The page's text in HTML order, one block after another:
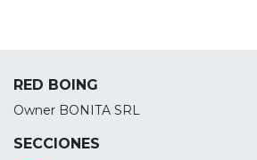
RED BOING
Owner BONITA SRL
SECCIONES